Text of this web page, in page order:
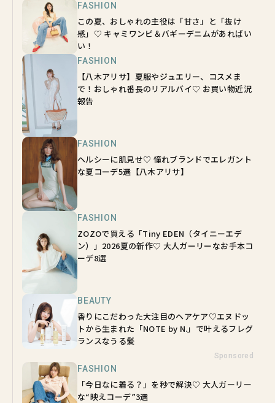
FASHION
この夏、おしゃれの主役は「甘さ」と「抜け
感」♡ キャミワンピ＆バギーデニムがあればい
い！
FASHION
【八木アリサ】夏服やジュエリー、コスメま
で！おしゃれ番長のリアルバイ♡ お買い物近況
報告
FASHION
ヘルシーに肌見せ♡ 憧れブランドでエレガント
な夏コーデ5選【八木アリサ】
FASHION
ZOZOで買える「Tiny EDEN（タイニーエデ
ン）」2026夏の新作♡ 大人ガーリーなお手本コ
ーデ8選
BEAUTY
香りにこだわった大注目のヘアケア♡エヌドッ
トから生まれた「NOTE by N.」で叶えるフレグ
ランスなうる髪
Sponsored
FASHION
「今日なに着る？」を秒で解決♡ 大人ガーリー
な“映えコーデ”3選